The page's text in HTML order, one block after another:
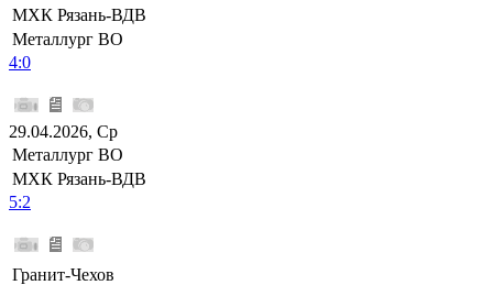
МХК Рязань-ВДВ
Металлург ВО
4:0
29.04.2026, Ср
Металлург ВО
МХК Рязань-ВДВ
5:2
Гранит-Чехов